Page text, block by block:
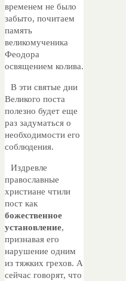
временем не было
забыто, почитаем
память
великомученика
Феодора
освящением колива.
В эти святые дни
Великого поста
полезно будет еще
раз задуматься о
необходимости его
соблюдения.
Издревле
православные
христиане чтили
пост как
божественное
установление,
признавая его
нарушение одним
из тяжких грехов. А
сейчас говорят, что